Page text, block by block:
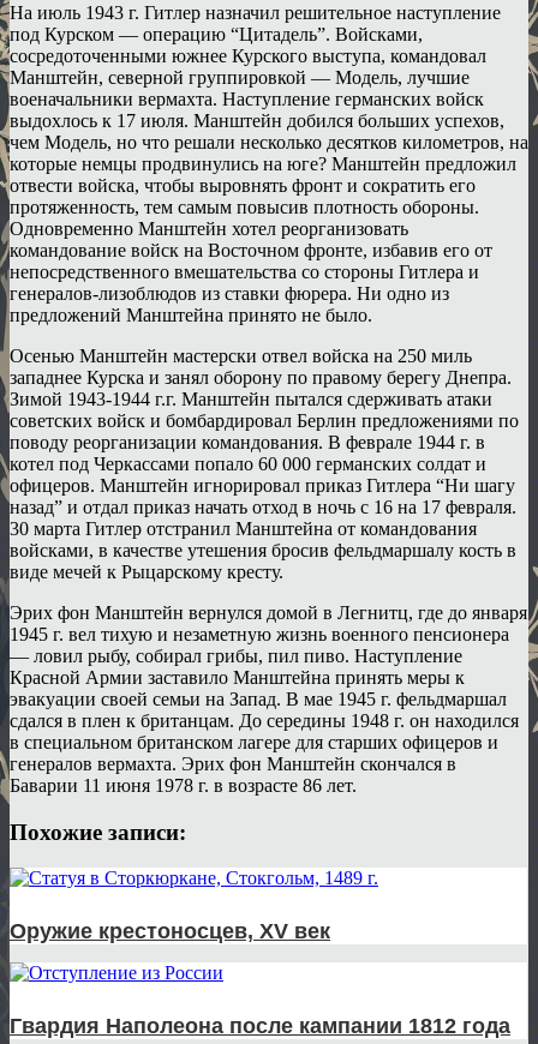
На июль 1943 г. Гитлер назначил решительное наступление
под Курском — операцию “Цитадель”. Войсками,
сосредоточенными южнее Курского выступа, командовал
Манштейн, северной группировкой — Модель, лучшие
военачальники вермахта. Наступление германских войск
выдохлось к 17 июля. Манштейн добился больших успехов,
чем Модель, но что решали несколько десятков километров, на
которые немцы продвинулись на юге? Манштейн предложил
отвести войска, чтобы выровнять фронт и сократить его
протяженность, тем самым повысив плотность обороны.
Одновременно Манштейн хотел реорганизовать
командование войск на Восточном фронте, избавив его от
непосредственного вмешательства со стороны Гитлера и
генералов-лизоблюдов из ставки фюрера. Ни одно из
предложений Манштейна принято не было.
Осенью Манштейн мастерски отвел войска на 250 миль
западнее Курска и занял оборону по правому берегу Днепра.
Зимой 1943-1944 г.г. Манштейн пытался сдерживать атаки
советских войск и бомбардировал Берлин предложениями по
поводу реорганизации командования. В феврале 1944 г. в
котел под Черкассами попало 60 000 германских солдат и
офицеров. Манштейн игнорировал приказ Гитлера “Ни шагу
назад” и отдал приказ начать отход в ночь с 16 на 17 февраля.
30 марта Гитлер отстранил Манштейна от командования
войсками, в качестве утешения бросив фельдмаршалу кость в
виде мечей к Рыцарскому кресту.
Эрих фон Манштейн вернулся домой в Легнитц, где до января
1945 г. вел тихую и незаметную жизнь военного пенсионера
— ловил рыбу, собирал грибы, пил пиво. Наступление
Красной Армии заставило Манштейна принять меры к
эвакуации своей семьи на Запад. В мае 1945 г. фельдмаршал
сдался в плен к британцам. До середины 1948 г. он находился
в специальном британском лагере для старших офицеров и
генералов вермахта. Эрих фон Манштейн скончался в
Баварии 11 июня 1978 г. в возрасте 86 лет.
Похожие записи:
Оружие крестоносцев, XV век
Гвардия Наполеона после кампании 1812 года